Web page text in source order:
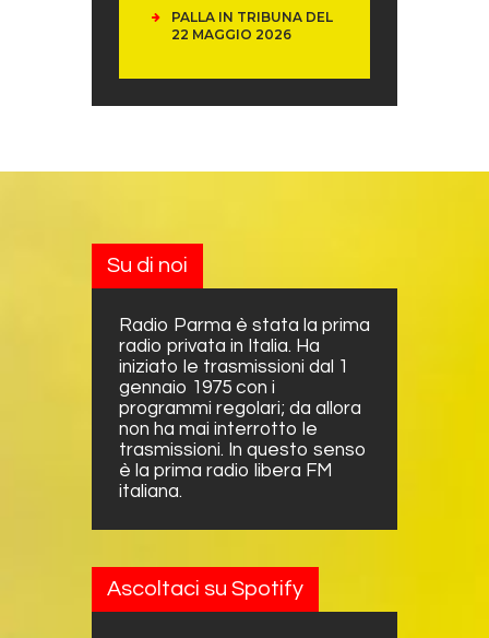
PALLA IN TRIBUNA DEL
22 MAGGIO 2026
Su di noi
Radio Parma è stata la prima
radio privata in Italia. Ha
iniziato le trasmissioni dal 1
gennaio 1975 con i
programmi regolari; da allora
non ha mai interrotto le
trasmissioni. In questo senso
è la prima radio libera FM
italiana.
Ascoltaci su Spotify